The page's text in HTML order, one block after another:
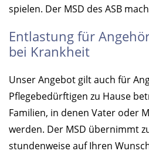
spielen. Der MSD des ASB
Entlastung für
bei Krankheit
Unser Angebot gilt auch für
Pflegebedürftigen zu Hause
Familien, in denen Vater oder
werden. Der MSD übernimmt
stundenweise auf Ihren